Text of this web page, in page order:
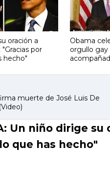
oración a
por
hecho"
Obama
orgullo gay
muerte de José Luis De
Un niño dirige
que has hecho"